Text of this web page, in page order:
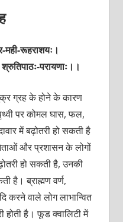
रूहराशयः।
परायणाः।।
ग्रह के होने के कारण
पर कोमल घास, फल,
में बढ़ोतरी हो सकती है
और प्रशासन के लोगों
हो सकती है, उनकी
है। ब्राह्मण वर्ण,
करने वाले लोग लाभान्वित
होती है। फूड क्वालिटी में